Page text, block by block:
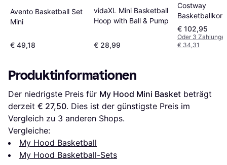
Avento Basketball Set
Mini
€ 49,18
vidaXL Mini Basketball
Hoop with Ball & Pump
€ 28,99
Costway
Basketballkorb
Basketball
€ 102,95
Oder 3
€ 34,31
Produktinformationen
Der niedrigste Preis für My Hood Mini Basket beträgt
derzeit € 27,50. Dies ist der günstigste Preis im
Vergleich zu 3 anderen Shops.
Vergleiche:
My Hood Basketball
My Hood Basketball-Sets